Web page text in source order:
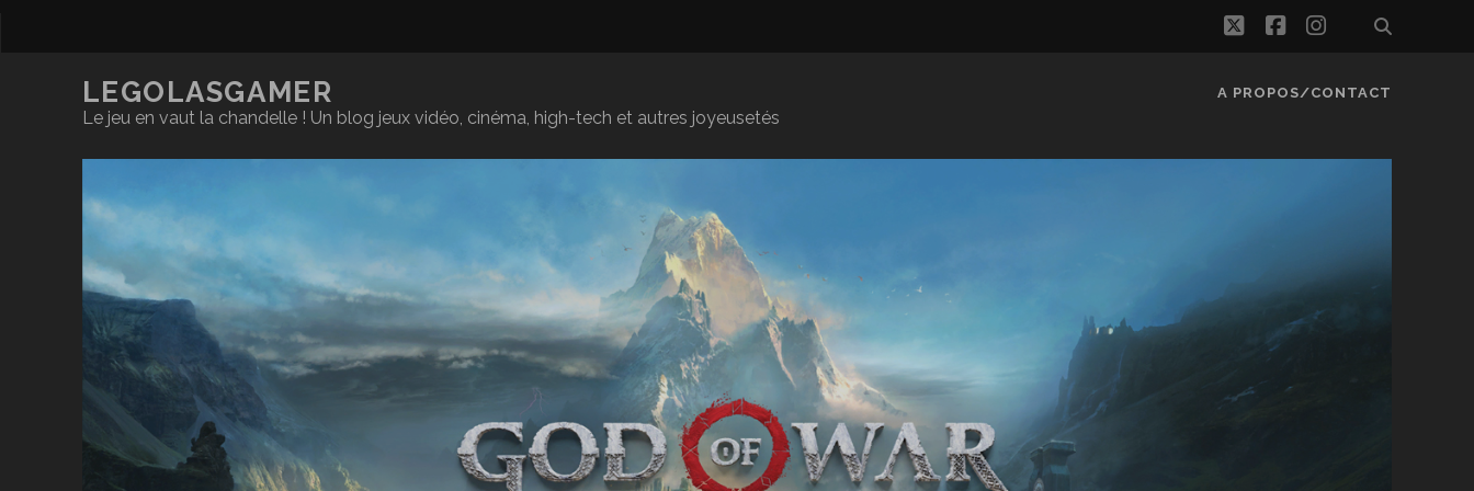
twitterfacebook
instagram
LEGOLASGAMER
Le jeu en vaut la chandelle ! Un blog jeux vidéo, cinéma, high-tech et autres joyeusetés
A PROPOS/CONTACT